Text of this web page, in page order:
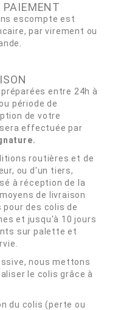
PAIEMENT
escompte est
par virement ou
entre 24h à
période de
de votre
effectuée par
routières et de
ou d'un tiers,
à réception de la
de livraison
pour des colis de
et jusqu'à 10 jours
sur palette et
nous mettons
le colis grâce à
du colis (perte ou